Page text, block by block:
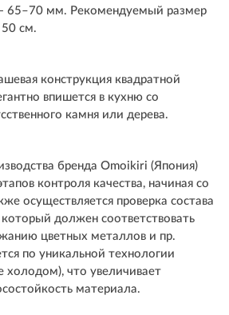
65–70 мм. Рекомендуемый размер
см.
конструкция квадратной
впишется в кухню со
камня или дерева.
бренда Omoikiri (Япония)
контроля качества, начиная со
осуществляется проверка состава
должен соответствовать
цветных металлов и пр.
по уникальной технологии
холодом), что увеличивает
материала.